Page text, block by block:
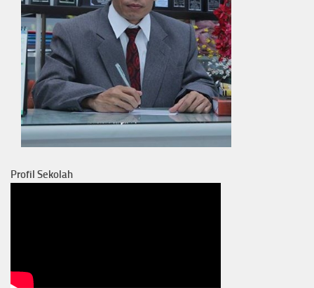
Profil Sekolah